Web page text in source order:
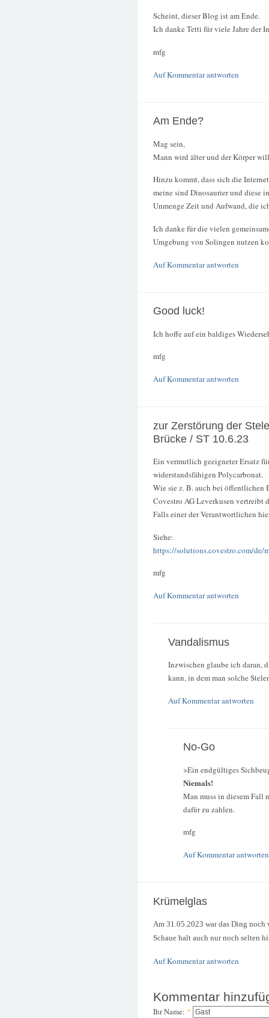
Scheint, dieser Blog ist am Ende.
Ich danke Tetti für viele Jahre der
mfg
Auf Kommentar antworten
Am Ende?
Mag sein,
Mann wird älter und der Körper
Hinzu kommt, dass sich die
meine sind Dinosaurier und diese
Unmenge Zeit und Aufwand, die
Ich danke für die vielen
Umgebung von Solingen nutzen
Auf Kommentar antworten
Good luck!
Ich hoffe auf ein baldiges
mfg
Auf Kommentar antworten
zur Zerstörung der
Brücke / ST 10.6.23
Ein vermutlich geeigneter Ersatz
widerstandsfähigen Polycarbonat.
Wie sie z. B. auch bei öffentlichen
Covestro AG Leverkusen vertreibt
Falls einer der Verantwortlichen
Siehe:
https://solutions.covestro.com/de/
mfg
Auf Kommentar antworten
Vandalismus
Inzwischen glaube ich daran,
kann, in dem man solche
Auf Kommentar antworten
No-Go
>Ein endgültiges
Niemals!
Man muss in diesem Fall
dafür zu zahlen.
mfg
Auf Kommentar antworten
Krümelglas
Am 31.05.2023 war das Ding
Schaue halt auch nur noch selten
Auf Kommentar antworten
Kommentar
Ihr Name: *